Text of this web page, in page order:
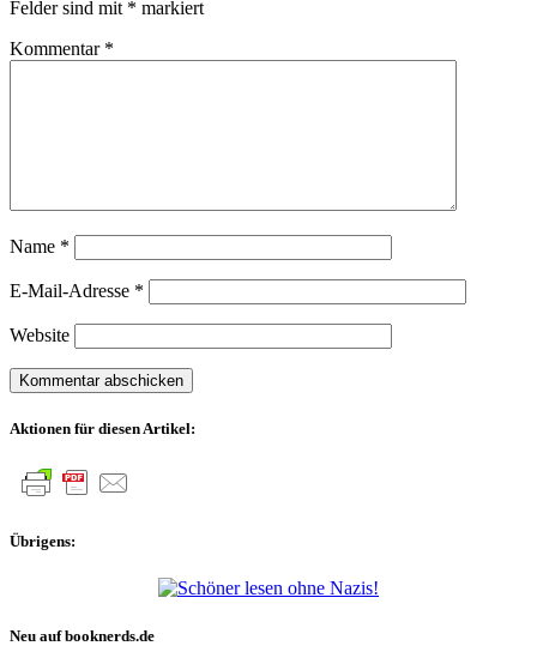
Felder sind mit * markiert
Kommentar *
Name *
E-Mail-Adresse *
Website
Aktionen für diesen Artikel:
Übrigens:
Neu auf booknerds.de